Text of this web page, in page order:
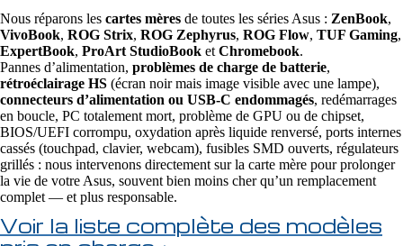
Nous réparons les cartes mères de toutes les séries Asus : ZenBook,
VivoBook, ROG Strix, ROG Zephyrus, ROG Flow, TUF Gaming,
ExpertBook, ProArt StudioBook et Chromebook.
Pannes d’alimentation, problèmes de charge de batterie,
rétroéclairage HS (écran noir mais image visible avec une lampe),
connecteurs d’alimentation ou USB‑C endommagés, redémarrages
en boucle, PC totalement mort, problème de GPU ou de chipset,
BIOS/UEFI corrompu, oxydation après liquide renversé, ports internes
cassés (touchpad, clavier, webcam), fusibles SMD ouverts, régulateurs
grillés : nous intervenons directement sur la carte mère pour prolonger
la vie de votre Asus, souvent bien moins cher qu’un remplacement
complet — et plus responsable.
Voir la liste complète des modèles